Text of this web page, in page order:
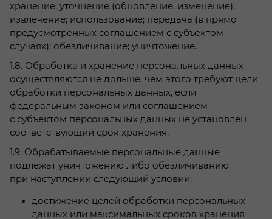
хранение; уточнение (обновление, изменение);
извлечение; использование; передача (в прямо
предусмотренных соглашением с субъектом
случаях); обезличивание; уничтожение.
1.8. Обработка и хранение персональных данных
осуществляются не дольше, чем этого требуют цели
обработки персональных данных, если
федеральным законом или соглашением
с субъектом персональных данных не установлен
соответствующий срок хранения.
1.9. Обрабатываемые персональные данные
подлежат уничтожению либо обезличиванию
при наступлении следующий условий:
достижение целей обработки персональных
данных или максимальных сроков хранения